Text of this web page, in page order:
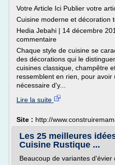
Votre Article Ici Publier votre
Cuisine moderne et décoration
Hedia Jebahi | 14 décembre
commentaire
Chaque style de cuisine se
des décorations qui le
cuisines classique, champêtre
ressemblent en rien, pour
nécessaire d'y...
Lire la suite
Site : http://
Les 25 meilleures
Cuisine Rustique ...
Beaucoup de variantes d'évier